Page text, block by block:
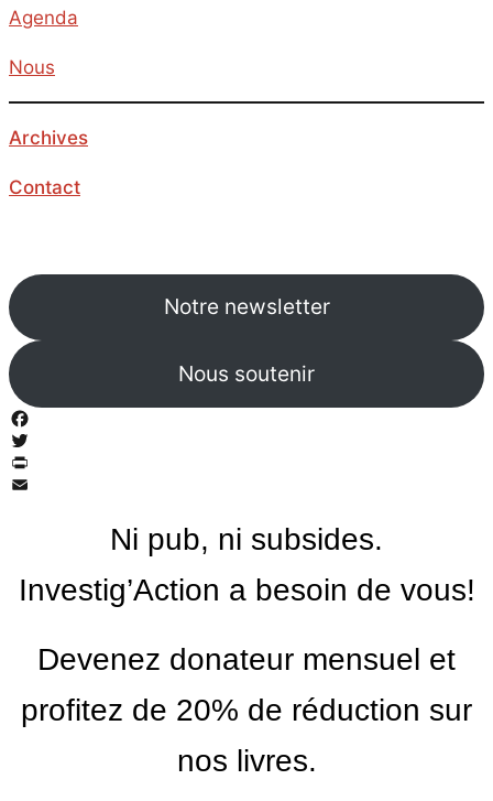
Agenda
Nous
Archives
Contact
Notre newsletter
Nous soutenir
Facebook
Twitter
PrintFriendly
Ni pub, ni subsides.
Investig’Action a besoin de vous!
Devenez donateur mensuel et
profitez de 20% de réduction sur
nos livres.